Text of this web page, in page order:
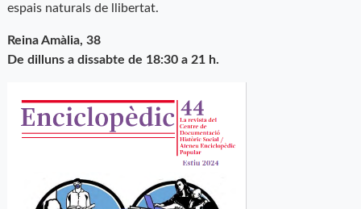
espais naturals de llibertat.
Reina Amàlia, 38
De dilluns a dissabte de 18:30 a 21 h.